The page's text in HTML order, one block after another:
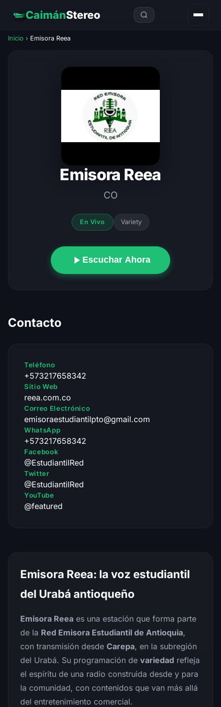
CaimánStereo
Inicio › Emisora Reea
Emisora Reea
CO
En Vivo Variety
Escuchar Ahora
Contacto
Teléfono
+573217658342
Sitio Web
reea.com.co
Correo Electrónico
emisoraestudiantilpto@gmail.com
WhatsApp
+573217658342
Facebook
@EstudiantilRed
Twitter
@EstudiantilRed
YouTube
@featured
Emisora Reea: la voz estudiantil
del Urabá antioqueño
Emisora Reea es una estación que forma parte
de la Red Emisora Estudiantil de Antioquia,
con transmisión desde Carepa, en la subregión
del Urabá. Su programación de variedad refleja
el espíritu de una radio construida desde y para
la comunidad, con contenidos que van más allá
del entretenimiento comercial.